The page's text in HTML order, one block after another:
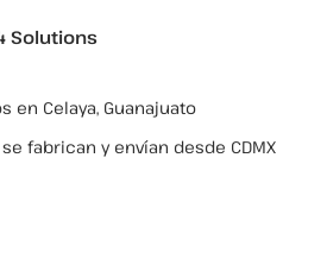
Solutions
en Celaya, Guanajuato
fabrican y envían desde CDMX